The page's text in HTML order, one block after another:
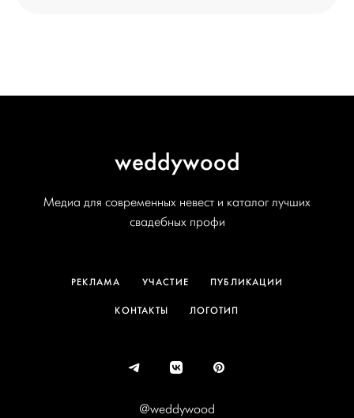
weddywood
Медиа для современных невест и каталог лучших
свадебных профи
РЕКЛАМА УЧАСТИЕ ПУБЛИКАЦИИ
КОНТАКТЫ ЛОГОТИП
@weddywood